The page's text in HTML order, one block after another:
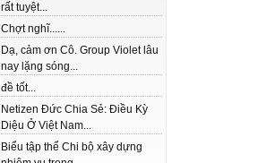
rất tuyệt...
Chợt nghĩ......
Dạ, cảm ơn Cô. Group Violet lâu
nay lặng sóng...
đề tốt...
Netizen Đức Chia Sẻ: Điều Kỳ
Diệu Ở Việt Nam...
Biểu tập thể Chi bộ xây dựng